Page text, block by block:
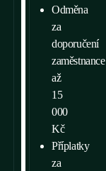
Odměna
za
doporučení
zaměstnance
až
15
000
Kč
Příplatky
za